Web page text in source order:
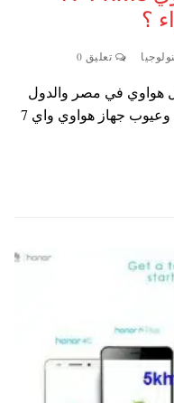
؟
تعليق 0
العربية ، حيث نوضح لكم اهم مميزات وعيوب جهاز هواوي واي 7